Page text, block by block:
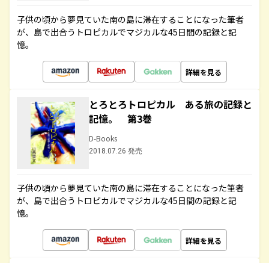
子供の頃から夢見ていた南の島に滞在することになった筆者
が、島で出合うトロピカルでマジカルな45日間の記録と記
憶。
詳細を見る
とろとろトロピカル ある旅の記録と
記憶。 第3巻
D-Books
2018.07.26 発売
子供の頃から夢見ていた南の島に滞在することになった筆者
が、島で出合うトロピカルでマジカルな45日間の記録と記
憶。
詳細を見る